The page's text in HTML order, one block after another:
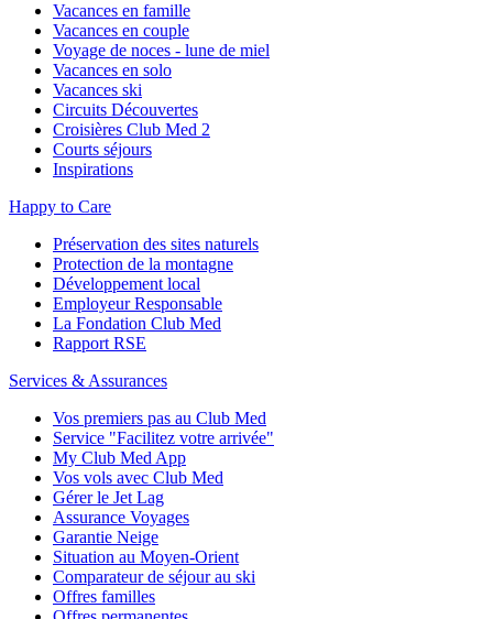
Vacances en famille
Vacances en couple
Voyage de noces - lune de miel
Vacances en solo
Vacances ski
Circuits Découvertes
Croisières Club Med 2
Courts séjours
Inspirations
Happy to Care
Préservation des sites naturels
Protection de la montagne
Développement local
Employeur Responsable
La Fondation Club Med
Rapport RSE
Services & Assurances
Vos premiers pas au Club Med
Service "Facilitez votre arrivée"
My Club Med App
Vos vols avec Club Med
Gérer le Jet Lag
Assurance Voyages
Garantie Neige
Situation au Moyen-Orient
Comparateur de séjour au ski
Offres familles